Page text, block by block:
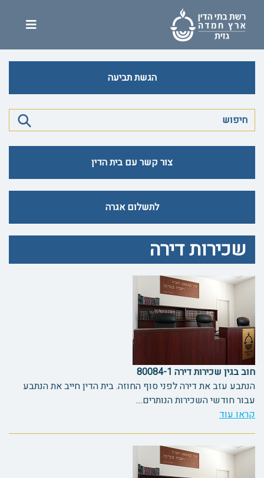
הגשת תביעה
צור קשר עם בית הדין
לתשלום אגרה
שכירות דירה
חוב בגין שכירות דירה 80084-1
הנתבע עזב את דירה לפני סוף החוזה. בית הדין חייב את הנתבע
עבור חודשי השכירות הנותרים....
קראו עוד